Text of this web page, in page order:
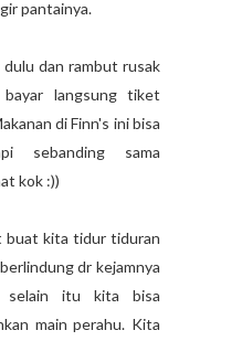
pantainya.
dan rambut rusak
langsung tiket
di Finn's ini bisa
sebanding sama
kok :))
buat kita tidur tiduran
dr kejamnya
selain itu kita bisa
main perahu. Kita